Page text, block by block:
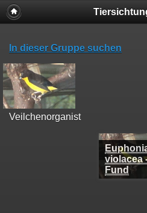
In dieser Gruppe suchen
Veilchenorganist
violacea
Fund